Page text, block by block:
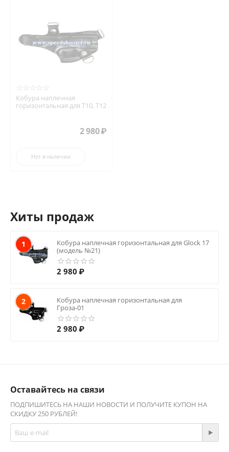
Кобура наплечная
горизонтальная для Т10, Т12
2 980₽
Нет в наличии
Хиты продаж
1
Кобура наплечная горизонтальная для Glock 17
(модель №21)
2 980 ₽
2
Кобура наплечная горизонтальная для
Гроза-01
2 980 ₽
Оставайтесь на связи
ПОДПИШИТЕСЬ НА НАШИ НОВОСТИ И ПОЛУЧИТЕ КУПОН НА
СКИДКУ 250 РУБЛЕЙ!